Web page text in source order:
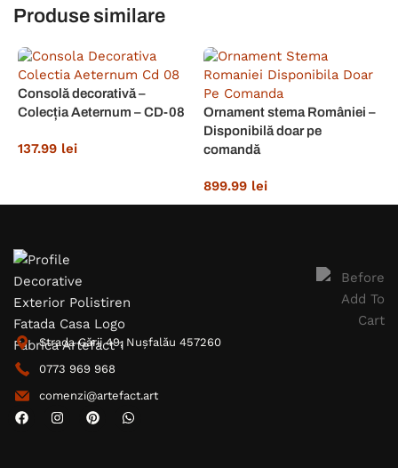
Produse similare
Consolă decorativă –
Colecția Aeternum – CD-08
137.99 lei
Ornament stema României –
Disponibilă doar pe
comandă
899.99 lei
Strada Gării 49, Nușfalău 457260
0773 969 968
comenzi@artefact.art